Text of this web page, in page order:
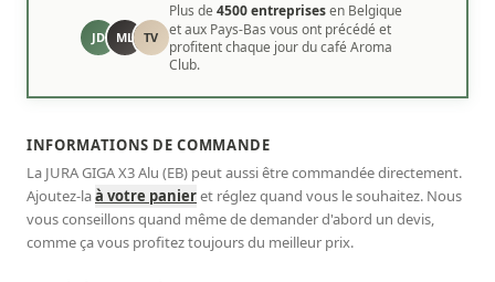
JD ML TV
Plus de4500 entreprisesen Belgique
et aux Pays-Bas vous ont précédé et
profitent chaque jour du café Aroma
Club.
INFORMATIONS DE COMMANDE
La JURA GIGA X3 Alu (EB) peut aussi être commandée directement.
Ajoutez-laà votre panieret réglez quand vous le souhaitez. Nous
vous conseillons quand même de demander d'abord un devis,
comme ça vous profitez toujours du meilleur prix.